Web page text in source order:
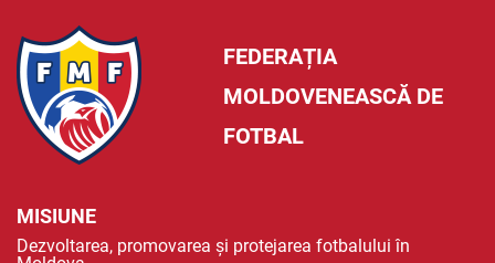
FEDERAȚIA
MOLDOVENEASCĂ DE
FOTBAL
MISIUNE
Dezvoltarea, promovarea și protejarea fotbalului în